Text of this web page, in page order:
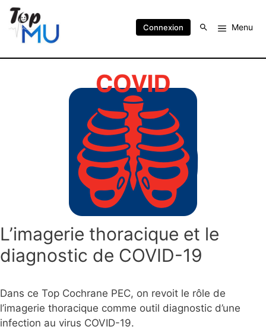
Connexion Menu
L’imagerie thoracique et le
diagnostic de COVID-19
Dans ce Top Cochrane PEC, on revoit le rôle de
l’imagerie thoracique comme outil diagnostic d’une
infection au virus COVID-19.